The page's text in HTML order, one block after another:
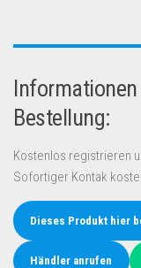
Bestellung:
Kostenlos registrieren
Sofortiger Kontak
Dieses Produkt hier
Händler anrufen